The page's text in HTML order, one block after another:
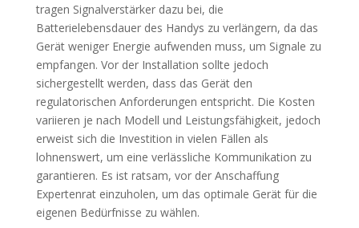
tragen Signalverstärker dazu bei, die
Batterielebensdauer des Handys zu verlängern, da das
Gerät weniger Energie aufwenden muss, um Signale zu
empfangen. Vor der Installation sollte jedoch
sichergestellt werden, dass das Gerät den
regulatorischen Anforderungen entspricht. Die Kosten
variieren je nach Modell und Leistungsfähigkeit, jedoch
erweist sich die Investition in vielen Fällen als
lohnenswert, um eine verlässliche Kommunikation zu
garantieren. Es ist ratsam, vor der Anschaffung
Expertenrat einzuholen, um das optimale Gerät für die
eigenen Bedürfnisse zu wählen.